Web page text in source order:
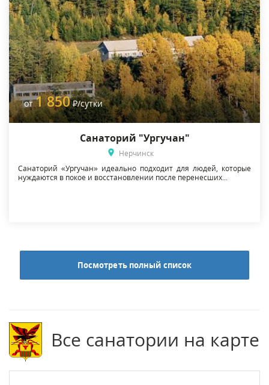
от1 850 Р/сутки
Санаторий "Ургучан"
Нерчинск
Санаторий «Ургучан» идеально подходит для людей, которые
нуждаются в покое и восстановлении после перенесших...
Посмотреть полный список
Все санатории на карте